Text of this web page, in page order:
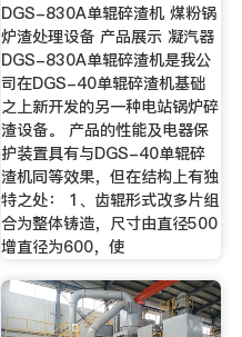
DGS-830A单辊碎渣机 煤粉锅
炉渣处理设备 产品展示 凝汽器
DGS-830A单辊碎渣机是我公
司在DGS-40单辊碎渣机基础
之上新开发的另一种电站锅炉碎
渣设备。 产品的性能及电器保
护装置具有与DGS-40单辊碎
渣机同等效果，但在结构上有独
特之处： 1、齿辊形式改多片组
合为整体铸造，尺寸由直径500
增直径为600，使